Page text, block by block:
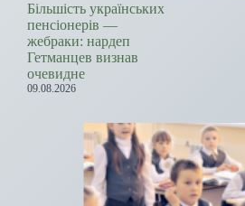
Більшість українських
пенсіонерів —
жебраки: нардеп
Гетманцев визнав
очевидне
09.08.2026